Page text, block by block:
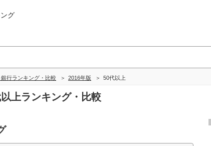
グ
行ランキング・比較 2016年版 50代以上
上ランキング・比較